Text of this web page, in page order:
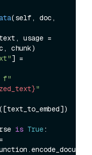
(self, doc,
chunk)
] =
f"
"
is True: